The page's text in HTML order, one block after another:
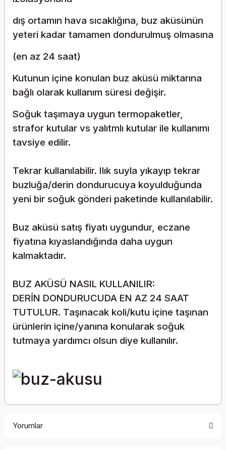
dış ortamın hava sıcaklığına, buz aküsünün
yeteri kadar tamamen dondurulmuş olmasına
(en az 24 saat)
Kutunun içine konulan buz aküsü miktarına
bağlı olarak kullanım süresi değişir.
Soğuk taşımaya uygun termopaketler,
strafor kutular vs yalıtmlı kutular ile kullanımı
tavsiye edilir.
Tekrar kullanılabilir. Ilık suyla yıkayıp tekrar
buzluğa/derin dondurucuya koyulduğunda
yeni bir soğuk gönderi paketinde kullanılabilir.
Buz aküsü satış fiyatı uygundur, eczane
fiyatına kıyaslandığında daha uygun
kalmaktadır.
BUZ AKÜSÜ NASIL KULLANILIR:
DERİN DONDURUCUDA EN AZ 24 SAAT
TUTULUR. Taşınacak koli/kutu içine taşınan
ürünlerin içine/yanına konularak soğuk
tutmaya yardımcı olsun diye kullanılır.
Yorumlar